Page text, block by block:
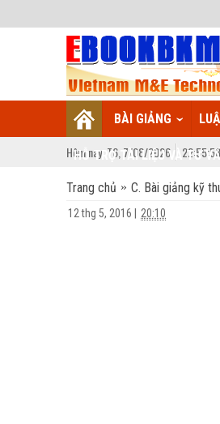
BÀI GIẢNG
HỖ TRỢ TÀI LIỆU VÀ TƯ
Hôm nay: T6, 7/08/2026 22:55:58
Trang chủ C. Bài giảng kỹ
12 thg 5, 2016 20:10